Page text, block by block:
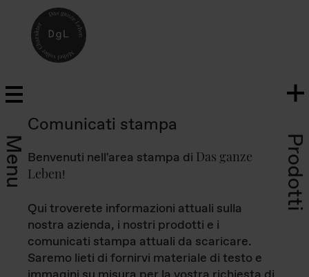
Menu Prodotti
Comunicati stampa
Benvenuti nell'area stampa di Das ganze
Leben!
Qui troverete informazioni attuali sulla
nostra azienda, i nostri prodotti e i
comunicati stampa attuali da scaricare.
Saremo lieti di fornirvi materiale di testo e